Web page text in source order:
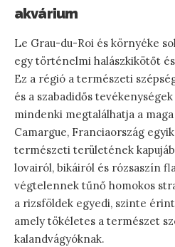
akvárium
Le Grau-du-Roi és környéke
egy történelmi halászkikötőt
Ez a régió a természeti
és a szabadidős
mindenki megtalálhatja a
Camargue, Franciaország
természeti területének
lovairól, bikáiról és rózsaszín
végtelennek tűnő homokos
a rizsföldek egyedi, szinte
amely tökéletes a természet
kalandvágyóknak.